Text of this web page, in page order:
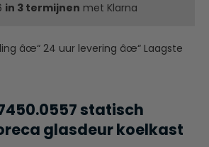
in 3 termijnen met Klarna
âœ“ 24 uur levering âœ“ Laagste
statisch
glasdeur koelkast